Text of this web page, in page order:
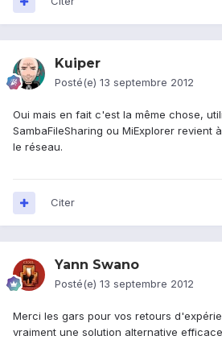
Kuiper
Posté(e) 13 septembre 2012
Oui mais en fait c'est la même chose,
SambaFileSharing ou MiExplorer revient
le réseau.
Citer
Yann Swano
Posté(e) 13 septembre 2012
Merci les gars pour vos retours
vraiment une solution alternative